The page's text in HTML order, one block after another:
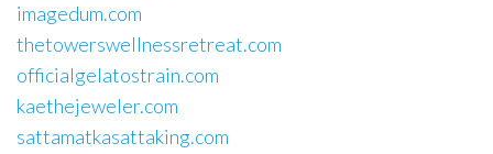
imagedum.com
thetowerswellnessretreat.com
officialgelatostrain.com
kaethejeweler.com
sattamatkasattaking.com